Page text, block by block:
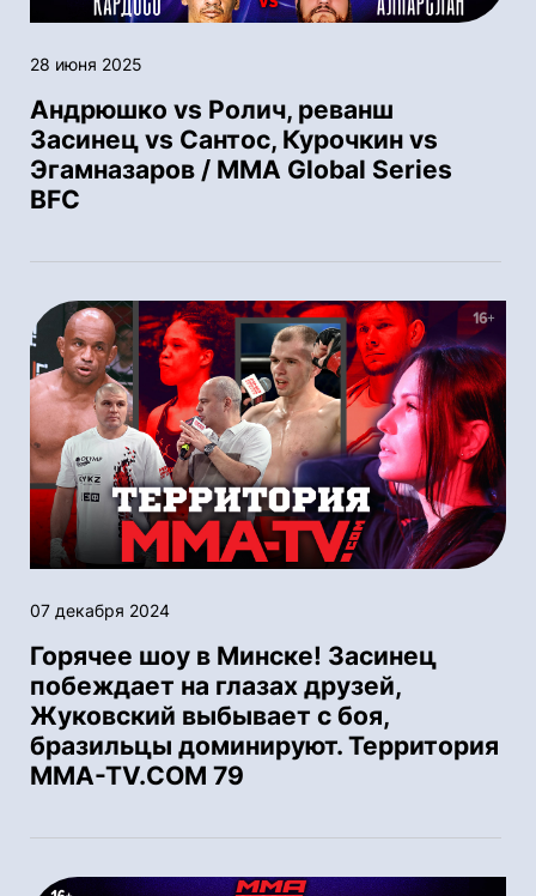
28 июня 2025
Андрюшко vs Ролич, реванш
Засинец vs Сантос, Курочкин vs
Эгамназаров / MMA Global Series
BFC
07 декабря 2024
Горячее шоу в Минске! Засинец
побеждает на глазах друзей,
Жуковский выбывает с боя,
бразильцы доминируют. Территория
MMA-TV.COM 79